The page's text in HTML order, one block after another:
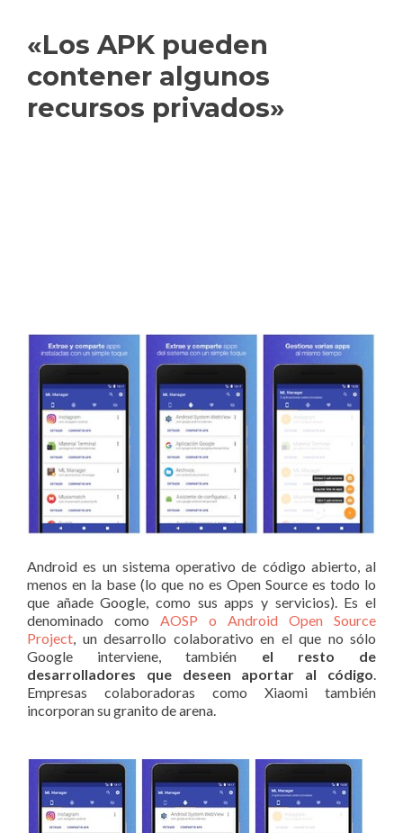
«Los APK pueden
contener algunos
recursos privados»
Android es un sistema operativo de código abierto, al
menos en la base (lo que no es Open Source es todo lo
que añade Google, como sus apps y servicios). Es el
denominado como AOSP o Android Open Source
Project , un desarrollo colaborativo en el que no sólo
Google interviene, también el resto de
desarrolladores que deseen aportar al código
Empresas colaboradoras como Xiaomi también
incorporan su granito de arena.